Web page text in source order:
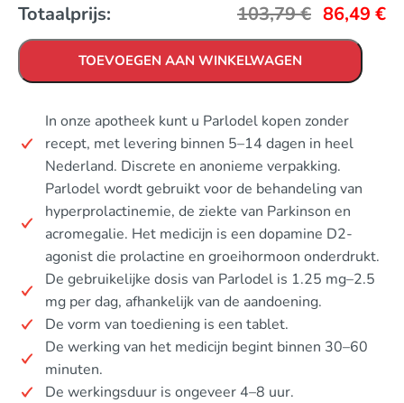
Totaalprijs: 103,79€ 86,49 €
TOEVOEGEN AAN WINKELWAGEN
In onze apotheek kunt u Parlodel kopen zonder
recept, met levering binnen 5–14 dagen in heel
Nederland. Discrete en anonieme verpakking.
Parlodel wordt gebruikt voor de behandeling van
hyperprolactinemie, de ziekte van Parkinson en
acromegalie. Het medicijn is een dopamine D2-
agonist die prolactine en groeihormoon onderdrukt.
De gebruikelijke dosis van Parlodel is 1.25 mg–2.5
mg per dag, afhankelijk van de aandoening.
De vorm van toediening is een tablet.
De werking van het medicijn begint binnen 30–60
minuten.
De werkingsduur is ongeveer 4–8 uur.